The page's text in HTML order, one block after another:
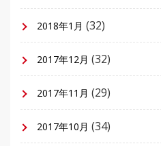
2018年1月 (32)
2017年12月 (32)
2017年11月 (29)
2017年10月 (34)